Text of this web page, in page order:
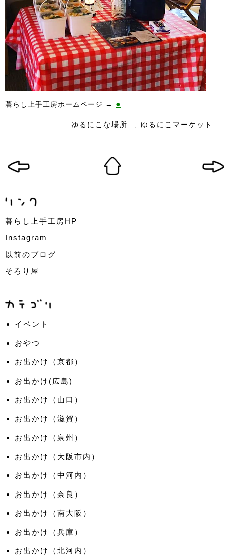
暮らし上手工房ホームページ → ●
ゆるにこな場所 ゆるにこマーケット
暮らし上手工房HP
Instagram
以前のブログ
そろり屋
イベント
おやつ
お出かけ（京都）
お出かけ(広島)
お出かけ（山口）
お出かけ（滋賀）
お出かけ（泉州）
お出かけ（大阪市内）
お出かけ（中河内）
お出かけ（奈良）
お出かけ（南大阪）
お出かけ（兵庫）
お出かけ（北河内）